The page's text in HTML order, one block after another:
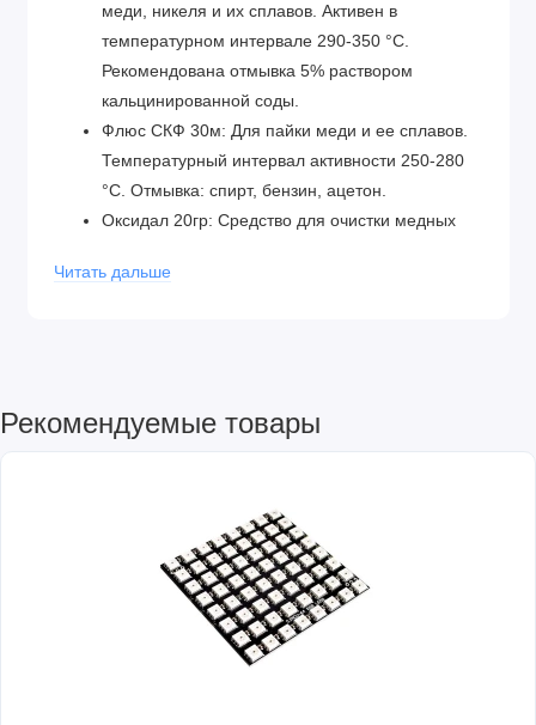
меди, никеля и их сплавов. Активен в
температурном интервале 290-350 °С.
Рекомендована отмывка 5% раствором
кальцинированной соды.
Флюс СКФ 30м: Для пайки меди и ее сплавов.
Температурный интервал активности 250-280
°С. Отмывка: спирт, бензин, ацетон.
Оксидал 20гр: Средство для очистки медных
Канифоль сосновая 20гр: Применяется для
Читать дальше
Рекомендуемые товары